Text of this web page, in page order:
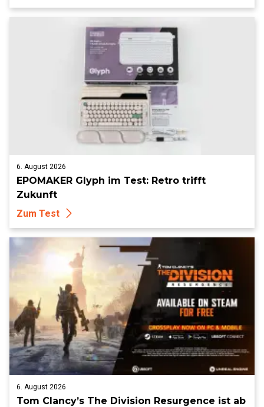
6. August 2026
EPOMAKER Glyph im Test: Retro trifft
Zukunft
Zum Test
6. August 2026
Tom Clancy’s The Division Resurgence ist ab